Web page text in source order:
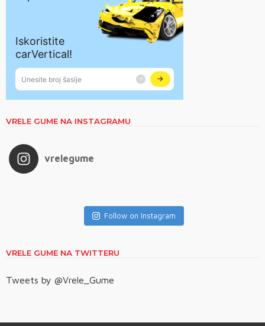
VRELE GUME NA INSTAGRAMU
vrelegume
Follow on Instagram
VRELE GUME NA TWITTERU
Tweets by @Vrele_Gume